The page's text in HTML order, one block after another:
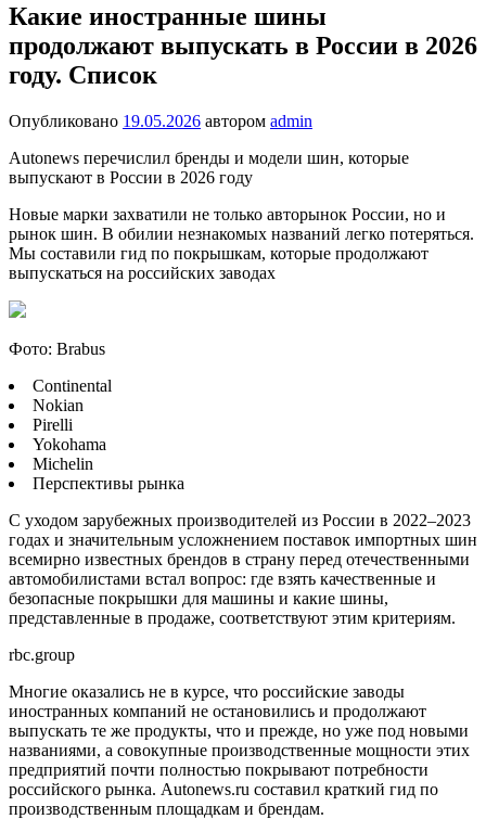
Какие иностранные шины
продолжают выпускать в России в 2026
году. Список
Опубликовано 19.05.2026 автором admin
Autonews перечислил бренды и модели шин, которые
выпускают в России в 2026 году
Новые марки захватили не только авторынок России, но и
рынок шин. В обилии незнакомых названий легко потеряться.
Мы составили гид по покрышкам, которые продолжают
выпускаться на российских заводах
Фото: Brabus
Continental
Nokian
Pirelli
Yokohama
Michelin
Перспективы рынка
С уходом зарубежных производителей из России в 2022–2023
годах и значительным усложнением поставок импортных шин
всемирно известных брендов в страну перед отечественными
автомобилистами встал вопрос: где взять качественные и
безопасные покрышки для машины и какие шины,
представленные в продаже, соответствуют этим критериям.
rbc.group
Многие оказались не в курсе, что российские заводы
иностранных компаний не остановились и продолжают
выпускать те же продукты, что и прежде, но уже под новыми
названиями, а совокупные производственные мощности этих
предприятий почти полностью покрывают потребности
российского рынка. Autonews.ru составил краткий гид по
производственным площадкам и брендам.